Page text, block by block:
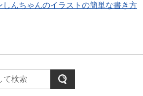
しんちゃんのイラストの簡単な書き方